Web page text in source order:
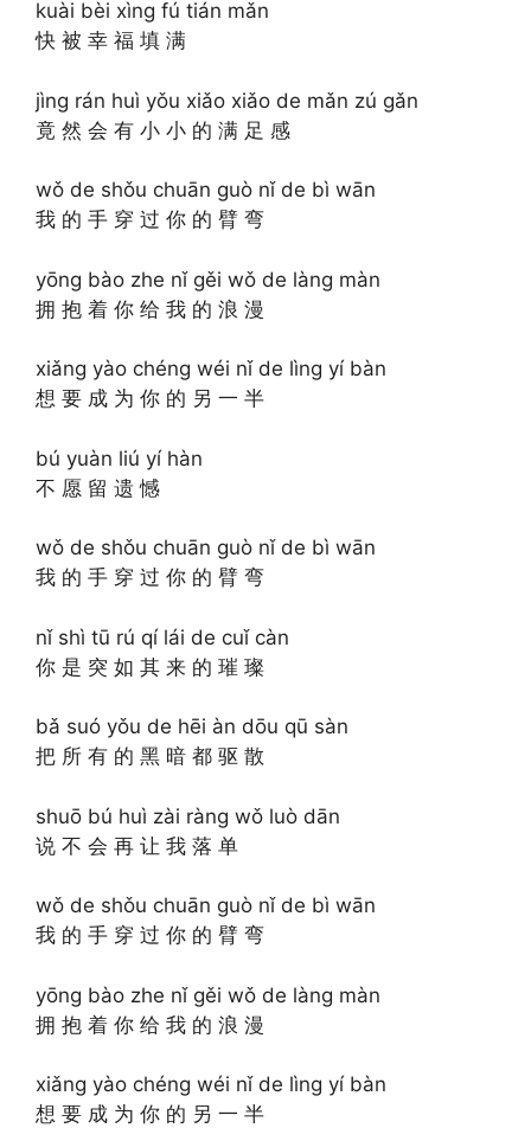
kuài bèi xìng fú tián mǎn
快 被 幸 福 填 满
jìng rán huì yǒu xiǎo xiǎo de mǎn zú gǎn
竟 然 会 有 小 小 的 满 足 感
wǒ de shǒu chuān guò nǐ de bì wān
我 的 手 穿 过 你 的 臂 弯
yōng bào zhe nǐ gěi wǒ de làng màn
拥 抱 着 你 给 我 的 浪 漫
xiǎng yào chéng wéi nǐ de lìng yí bàn
想 要 成 为 你 的 另 一 半
bú yuàn liú yí hàn
不 愿 留 遗 憾
wǒ de shǒu chuān guò nǐ de bì wān
我 的 手 穿 过 你 的 臂 弯
nǐ shì tū rú qí lái de cuǐ càn
你 是 突 如 其 来 的 璀 璨
bǎ suó yǒu de hēi àn dōu qū sàn
把 所 有 的 黑 暗 都 驱 散
shuō bú huì zài ràng wǒ luò dān
说 不 会 再 让 我 落 单
wǒ de shǒu chuān guò nǐ de bì wān
我 的 手 穿 过 你 的 臂 弯
yōng bào zhe nǐ gěi wǒ de làng màn
拥 抱 着 你 给 我 的 浪 漫
xiǎng yào chéng wéi nǐ de lìng yí bàn
想 要 成 为 你 的 另 一 半